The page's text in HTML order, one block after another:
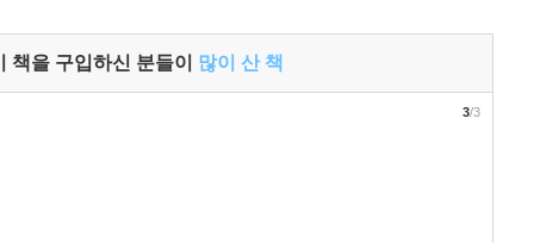
책을 구입하신 분들이 많이 산 책
3/3